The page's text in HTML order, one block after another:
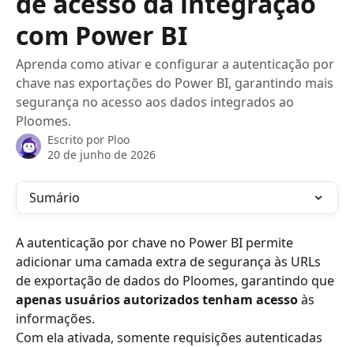
com Power BI
Aprenda como ativar e configurar a autenticação por
chave nas exportações do Power BI, garantindo mais
segurança no acesso aos dados integrados ao
Ploomes.
Escrito por Ploo
20 de junho de 2026
Sumário
A autenticação por chave no Power BI permite
adicionar uma camada extra de segurança às URLs
de exportação de dados do Ploomes, garantindo que
apenas usuários autorizados tenham acesso às
informações.
Com ela ativada, somente requisições autenticadas